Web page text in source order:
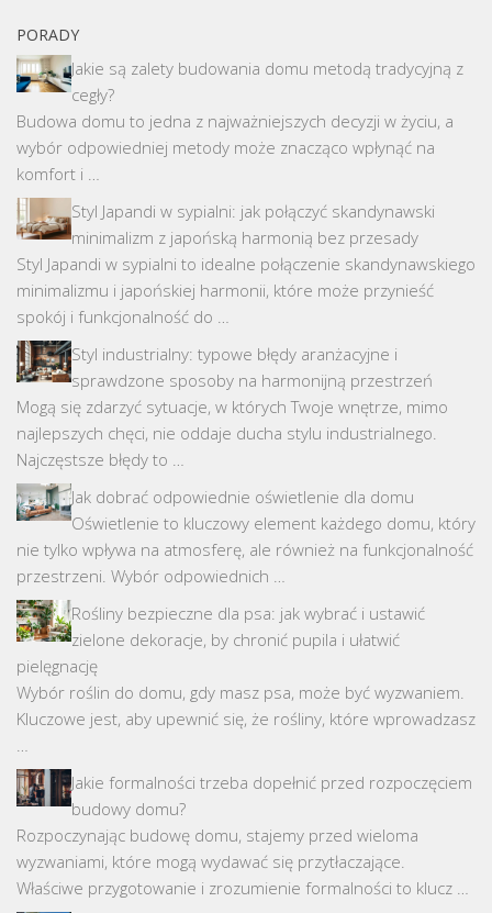
PORADY
Jakie są zalety budowania domu metodą tradycyjną z
cegły?
Budowa domu to jedna z najważniejszych decyzji w życiu, a
wybór odpowiedniej metody może znacząco wpłynąć na
komfort i …
Styl Japandi w sypialni: jak połączyć skandynawski
minimalizm z japońską harmonią bez przesady
Styl Japandi w sypialni to idealne połączenie skandynawskiego
minimalizmu i japońskiej harmonii, które może przynieść
spokój i funkcjonalność do …
Styl industrialny: typowe błędy aranżacyjne i
sprawdzone sposoby na harmonijną przestrzeń
Mogą się zdarzyć sytuacje, w których Twoje wnętrze, mimo
najlepszych chęci, nie oddaje ducha stylu industrialnego.
Najczęstsze błędy to …
Jak dobrać odpowiednie oświetlenie dla domu
Oświetlenie to kluczowy element każdego domu, który
nie tylko wpływa na atmosferę, ale również na funkcjonalność
przestrzeni. Wybór odpowiednich …
Rośliny bezpieczne dla psa: jak wybrać i ustawić
zielone dekoracje, by chronić pupila i ułatwić
pielęgnację
Wybór roślin do domu, gdy masz psa, może być wyzwaniem.
Kluczowe jest, aby upewnić się, że rośliny, które wprowadzasz
…
Jakie formalności trzeba dopełnić przed rozpoczęciem
budowy domu?
Rozpoczynając budowę domu, stajemy przed wieloma
wyzwaniami, które mogą wydawać się przytłaczające.
Właściwe przygotowanie i zrozumienie formalności to klucz …